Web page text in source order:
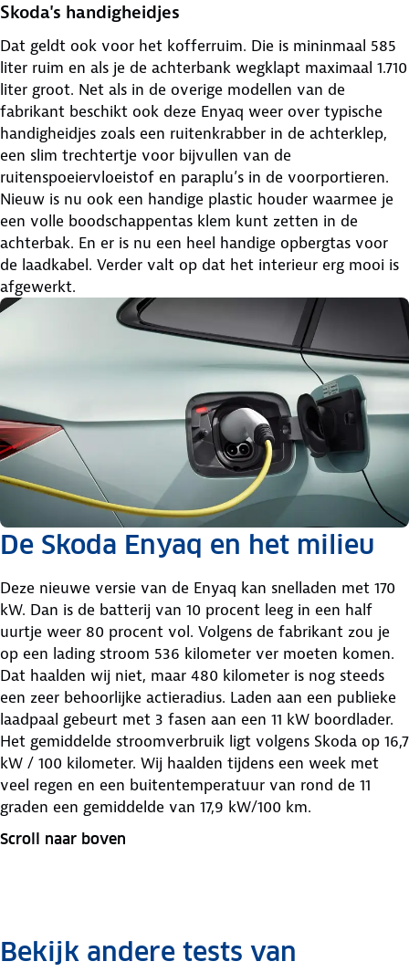
Skoda's handigheidjes
Dat geldt ook voor het kofferruim. Die is mininmaal 585
liter ruim en als je de achterbank wegklapt maximaal 1.710
liter groot. Net als in de overige modellen van de
fabrikant beschikt ook deze Enyaq weer over typische
handigheidjes zoals een ruitenkrabber in de achterklep,
een slim trechtertje voor bijvullen van de
ruitenspoeiervloeistof en paraplu’s in de voorportieren.
Nieuw is nu ook een handige plastic houder waarmee je
een volle boodschappentas klem kunt zetten in de
achterbak. En er is nu een heel handige opbergtas voor
de laadkabel. Verder valt op dat het interieur erg mooi is
afgewerkt.
De Skoda Enyaq en het milieu
Deze nieuwe versie van de Enyaq kan snelladen met 170
kW. Dan is de batterij van 10 procent leeg in een half
uurtje weer 80 procent vol. Volgens de fabrikant zou je
op een lading stroom 536 kilometer ver moeten komen.
Dat haalden wij niet, maar 480 kilometer is nog steeds
een zeer behoorlijke actieradius. Laden aan een publieke
laadpaal gebeurt met 3 fasen aan een 11 kW boordlader.
Het gemiddelde stroomverbruik ligt volgens Skoda op 16,7
kW / 100 kilometer. Wij haalden tijdens een week met
veel regen en een buitentemperatuur van rond de 11
graden een gemiddelde van 17,9 kW/100 km.
Scroll naar boven
Bekijk andere tests van